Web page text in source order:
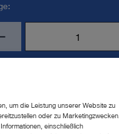
um die Leistung unserer Website zu
oder zu Marketingzwecken.
einschließlich